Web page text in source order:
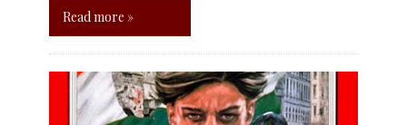
Read more »